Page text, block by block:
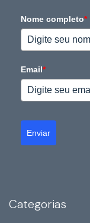
Nome completo*
Email*
Enviar
Categorias